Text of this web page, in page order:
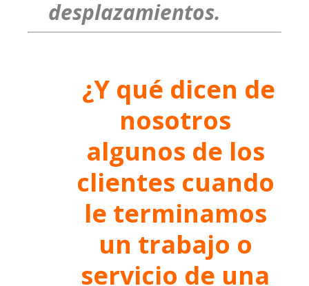
desplazamientos.
¿Y qué dicen de
nosotros
algunos de los
clientes cuando
le terminamos
un trabajo o
servicio de una